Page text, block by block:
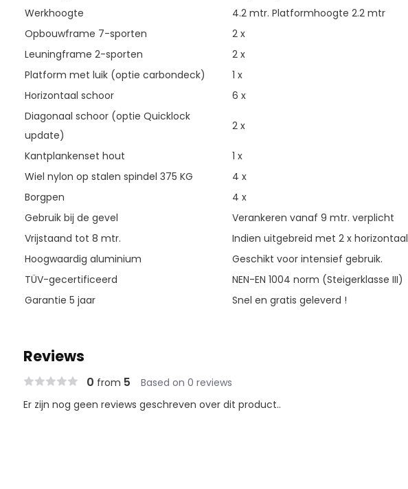
Werkhoogte
4.2 mtr. Platformhoogte 2.2 mtr
Opbouwframe 7-sporten
2 x
Leuningframe 2-sporten
2 x
Platform met luik (optie carbondeck)
1 x
Horizontaal schoor
6 x
Diagonaal schoor (optie Quicklock
update)
2 x
Kantplankenset hout
1 x
Wiel nylon op stalen spindel 375 KG
4 x
Borgpen
4 x
Gebruik bij de gevel
Verankeren vanaf 9 mtr. verplicht
Vrijstaand tot 8 mtr.
Indien uitgebreid met 2 x horizontaal
Hoogwaardig aluminium
Geschikt voor intensief gebruik.
TÜV-gecertificeerd
NEN-EN 1004 norm (Steigerklasse III)
Garantie 5 jaar
Snel en gratis geleverd !
Reviews
0 from 5 Based on 0 reviews
Er zijn nog geen reviews geschreven over dit product..